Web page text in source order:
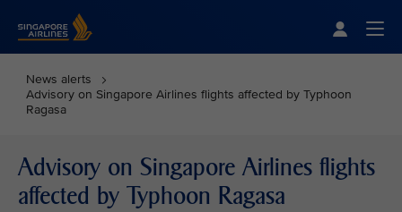
News alerts
Advisory on Singapore Airlines flights affected by Typhoon
Ragasa
Advisory on Singapore Airlines flights
affected by Typhoon Ragasa